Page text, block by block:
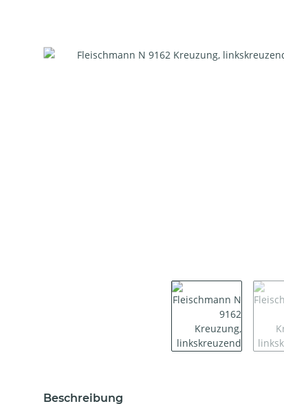
weitere Registerkarten anzeigen
Beschreibung